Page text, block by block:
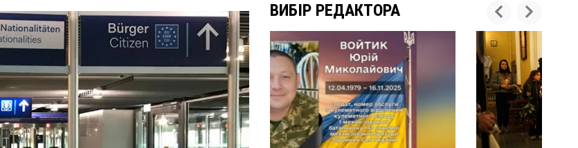
ВИБІР РЕДАКТОРА